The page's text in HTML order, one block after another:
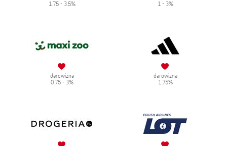
1.75 - 3.5%
1 - 3%
darowizna
0.75 - 3%
darowizna
1.75%